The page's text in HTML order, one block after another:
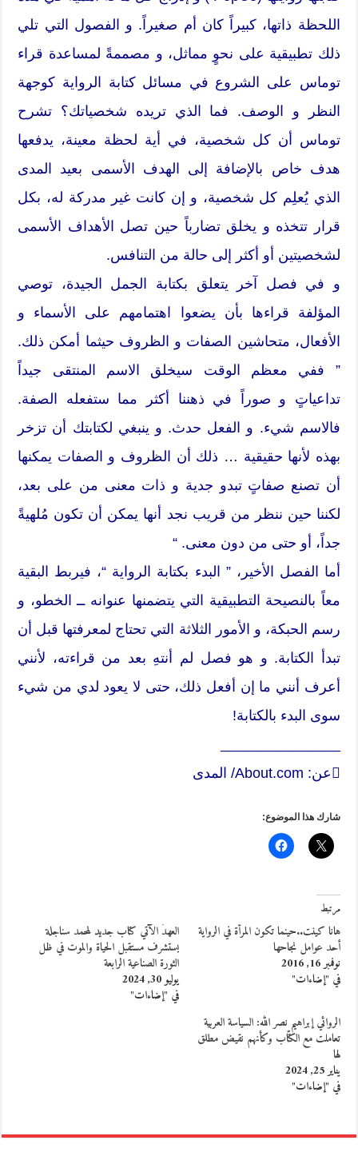
اللحظة ذاتها، كبيراً كان أم صغيراً. و الفصول التي تلي
ذلك تطبيقية على نحوٍ مماثل، و مصممةً لمساعدة قراء
توماس على الشروع في مسائل كتابة الرواية كوجهة
النظر و الوصف. فما الذي تريده شخصياتك؟ تشرح
توماس أن كل شخصية، في أية لحظة معينة، يدفعها
هدف خاص بالإضافة إلى الهدف الأسمى بعيد المدى
الذي يُعلِم كل شخصية، و إن كانت غير مدركة له، بكل
قرار تتخذه و يخلق تضارباً حين تصل الأهداف الأسمى
لشخصيتين أو أكثر إلى حالة من التنافس.
و في فصل آخر يتعلق بكتابة الجمل الجيدة، توصي
المؤلفة قراءها بأن يضعوا اهتمامهم على الأسماء و
الأفعال، متحاشين الصفات و الظروف حيثما أمكن ذلك.
” ففي معظم الوقت سيخلق الاسم المنتقى جيداً
تداعياتٍ و صوراً في ذهننا أكثر مما ستفعله الصفة.
فالاسم شيء. و الفعل حدث. و ينبغي لكتابتك أن تزخر
بهذه لأنها حقيقية … ذلك أن الظروف و الصفات يمكنها
أن تصنع صفاتٍ تبدو جدية و ذات معنى من على بعد،
لكننا حين ننظر من قريب نجد أنها يمكن أن تكون مُلهيةً
جداً، أو حتى من دون معنى. “
أما الفصل الأخير، ” البدء بكتابة الرواية “، فيربط البقية
معاً بالنصيحة التطبيقية التي يتضمنها عنوانه ــ الخطو، و
رسم الحبكة، و الأمور الثلاثة التي تحتاج لمعرفتها قبل أن
تبدأ الكتابة. و هو فصل لم أنتهِ بعد من قراءته، لأنني
أعرف أنني ما إن أفعل ذلك، حتى لا يعود لدي من شيء
سوى البدء بالكتابة!
عن: About.com/ المدى
شارك هذا الموضوع:
مرتبط
هانا كينت..حينما تكون المرأة في الرواية
أحد عوامل نجاحها
نوفمبر 16, 2016
في "إضاءات"
العهدُ الآتي كتاب جديد لمحمد سناجلة
يستشرف مستقبل الحياة والموت في ظل
الثورة الصناعية الرابعة
يوليو 30, 2024
في "إضاءات"
الروائي إبراهيم نصر الله: السياسة العربية
تعاملت مع الكتّاب وكأنهم نقيض مطلق
لها
يناير 25, 2024
في "إضاءات"